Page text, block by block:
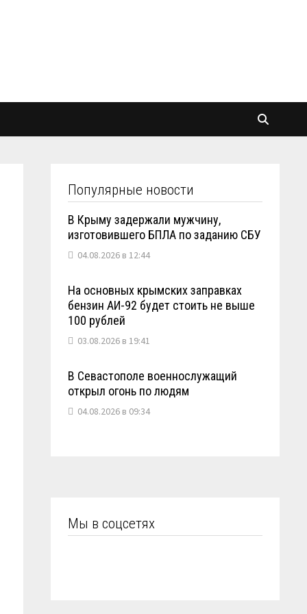
Популярные новости
В Крыму задержали мужчину,
изготовившего БПЛА по заданию СБУ
04.08.2026 в 12:44
На основных крымских заправках
бензин АИ-92 будет стоить не выше
100 рублей
03.08.2026 в 19:41
В Севастополе военнослужащий
открыл огонь по людям
04.08.2026 в 09:34
Мы в соцсетях